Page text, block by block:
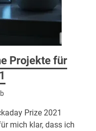
Projekte für
Prize 2021
mich klar, dass ich